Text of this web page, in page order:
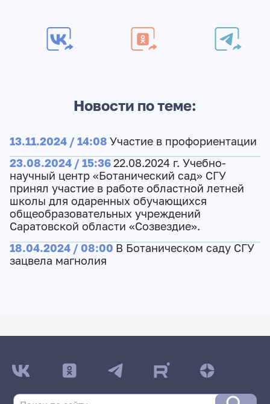
Новости по теме:
13.11.2024 / 14:08 Участие в профориентации
23.08.2024 / 15:3622.08.2024 г. Учебно-
научный центр «Ботанический сад» СГУ
принял участие в работе областной летней
школы для одаренных обучающихся
общеобразовательных учреждений
Саратовской области «Созвездие».
18.04.2024 / 08:00 В Ботаническом саду СГУ
зацвела магнолия